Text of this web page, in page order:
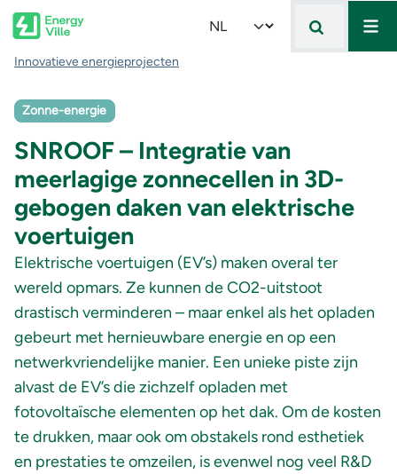
Skip to main content
Select your language
Kruimelpad
Innovatieve energieprojecten
Zonne-energie
SNROOF – Integratie van
meerlagige zonnecellen in 3D-
gebogen daken van elektrische
voertuigen
Elektrische voertuigen (EV’s) maken overal ter
wereld opmars. Ze kunnen de CO2-uitstoot
drastisch verminderen – maar enkel als het opladen
gebeurt met hernieuwbare energie en op een
netwerkvriendelijke manier. Een unieke piste zijn
alvast de EV’s die zichzelf opladen met
fotovoltaïsche elementen op het dak. Om de kosten
te drukken, maar ook om obstakels rond esthetiek
en prestaties te omzeilen, is evenwel nog veel R&D